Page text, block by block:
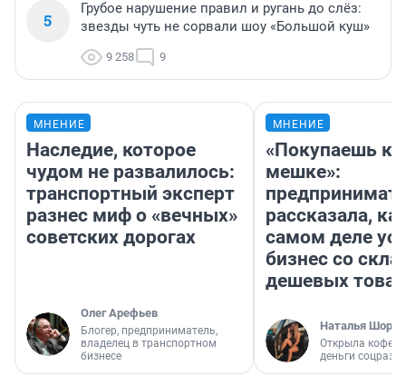
5
Грубое нарушение правил и ругань до слёз:
звезды чуть не сорвали шоу «Большой куш»
9 258 9
МНЕНИЕ
Наследие, которое
чудом не развалилось:
транспортный эксперт
разнес миф о «вечных»
советских дорогах
Олег Арефьев
Блогер, предприниматель,
владелец в транспортном
бизнесе
МНЕНИЕ
«Покупаешь
мешке»:
рассказала,
самом деле
бизнес со
дешевых
Наталья
Открыла
деньги